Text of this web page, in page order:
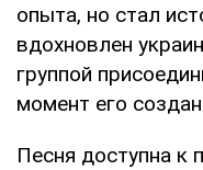
опыта, но стал
вдохновлен
группой
момент его
Песня доступна к